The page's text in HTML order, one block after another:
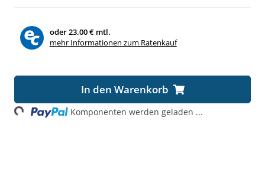
oder23.00 € mtl.
mehr Informationen zum Ratenkauf
In den Warenkorb
Komponenten werden geladen ...